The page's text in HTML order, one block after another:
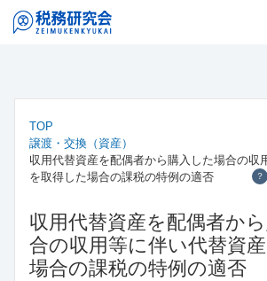
TOP
譲渡・交換（資産）
収用代替資産を配偶者から購入した場合の収
を取得した場合の課税の特例の適否
？
収用代替資産を配偶者か
合の収用等に伴い代替資
場合の課税の特例の適否